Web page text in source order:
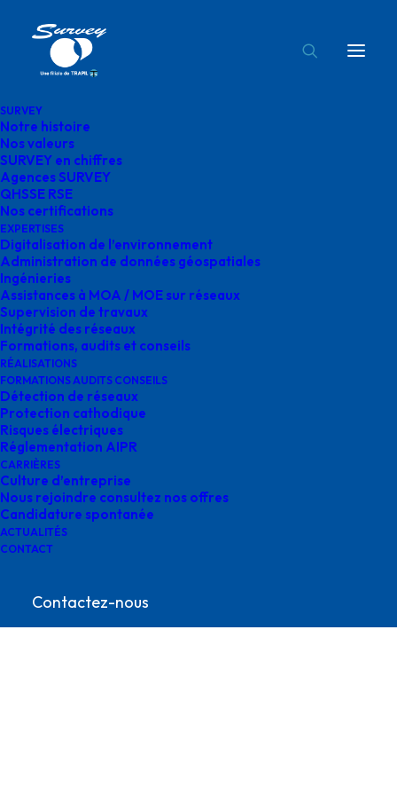
SURVEY
Notre histoire
Nos valeurs
SURVEY en chiffres
Agences SURVEY
QHSSE RSE
Nos certifications
EXPERTISES
Digitalisation de l’environnement
Administration de données géospatiales
Ingénieries
Assistances à MOA / MOE sur réseaux
Supervision de travaux
Intégrité des réseaux
Formations, audits et conseils
RÉALISATIONS
FORMATIONS AUDITS CONSEILS
Détection de réseaux
Protection cathodique
Risques électriques
Réglementation AIPR
CARRIÈRES
Culture d’entreprise
Nous rejoindre consultez nos offres
Candidature spontanée
ACTUALITÉS
CONTACT
Contactez-nous
Accueil
Gimont Survey
Gimont Survey